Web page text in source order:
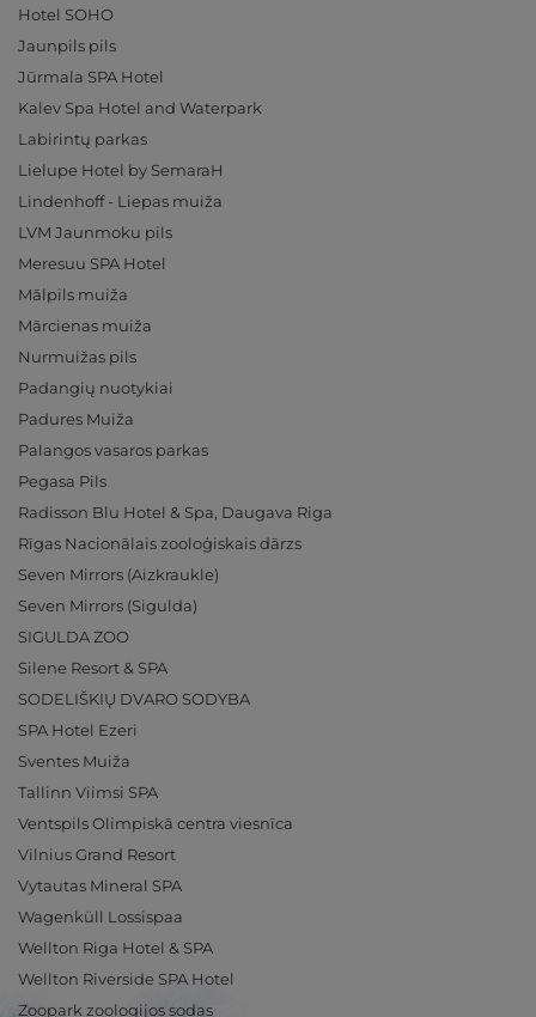
Hotel SOHO
Jaunpils pils
Jūrmala SPA Hotel
Kalev Spa Hotel and Waterpark
Labirintų parkas
Lielupe Hotel by SemaraH
Lindenhoff - Liepas muiža
LVM Jaunmoku pils
Meresuu SPA Hotel
Mālpils muiža
Mārcienas muiža
Nurmuižas pils
Padangių nuotykiai
Padures Muiža
Palangos vasaros parkas
Pegasa Pils
Radisson Blu Hotel & Spa, Daugava Riga
Rīgas Nacionālais zooloģiskais dārzs
Seven Mirrors (Aizkraukle)
Seven Mirrors (Sigulda)
SIGULDA ZOO
Silene Resort & SPA
SODELIŠKIŲ DVARO SODYBA
SPA Hotel Ezeri
Sventes Muiža
Tallinn Viimsi SPA
Ventspils Olimpiskā centra viesnīca
Vilnius Grand Resort
Vytautas Mineral SPA
Wagenküll Lossispaa
Wellton Riga Hotel & SPA
Wellton Riverside SPA Hotel
Zoopark zoologijos sodas